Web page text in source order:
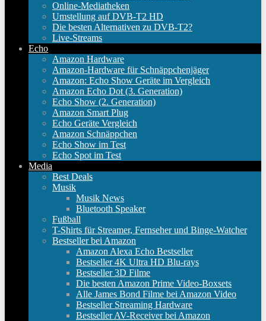
Online-Mediatheken
Umstellung auf DVB-T2 HD
Die besten Alternativen zu DVB-T2?
Live-Streams
Echo
Amazon Hardware
Amazon-Hardware für Schnäppchenjäger
Amazon: Echo Show Geräte im Vergleich
Amazon Echo Dot (3. Generation)
Echo Show (2. Generation)
Amazon Smart Plug
Echo Geräte Vergleich
Amazon Schnäppchen
Echo Show im Test
Echo Spot im Test
Media
Best Deals
Musik
Musik News
Bluetooth Speaker
Fußball
T-Shirts für Streamer, Fernseher und Binge-Watcher
Bestseller bei Amazon
Amazon Alexa Echo Bestseller
Bestseller 4K Ultra HD Blu-rays
Bestseller 3D Filme
Die besten Amazon Prime Video-Boxsets
Alle James Bond Filme bei Amazon Video
Bestseller Streaming Hardware
Bestseller AV-Receiver bei Amazon